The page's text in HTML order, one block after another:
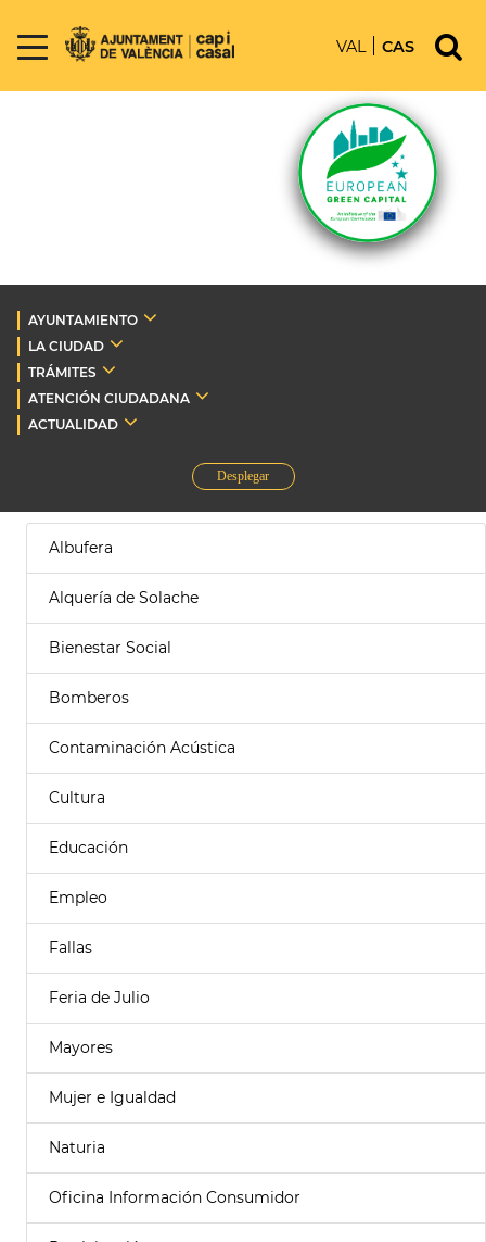
VAL CAS
AYUNTAMIENTO
LA CIUDAD
TRÁMITES
ATENCIÓN CIUDADANA
ACTUALIDAD
Desplegar
Albufera
Alquería de Solache
Bienestar Social
Bomberos
Contaminación Acústica
Cultura
Educación
Empleo
Fallas
Feria de Julio
Mayores
Mujer e Igualdad
Naturia
Oficina Información Consumidor